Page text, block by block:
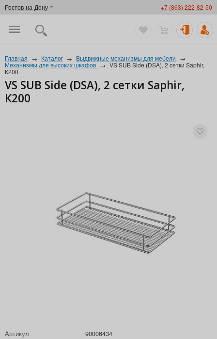
Ростов-на-Дону +7 (863) 222-82-50
Главная → Каталог → Выдвижные механизмы для мебели →
Механизмы для высоких шкафов → VS SUB Side (DSA), 2 сетки Saphir,
К200
VS SUB Side (DSA), 2 сетки Saphir,
К200
Артикул
90006434